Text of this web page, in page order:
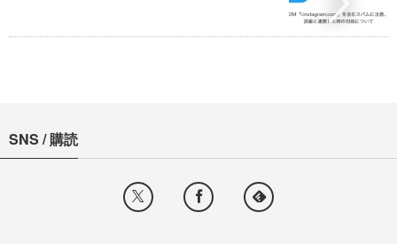
SNS / 購読